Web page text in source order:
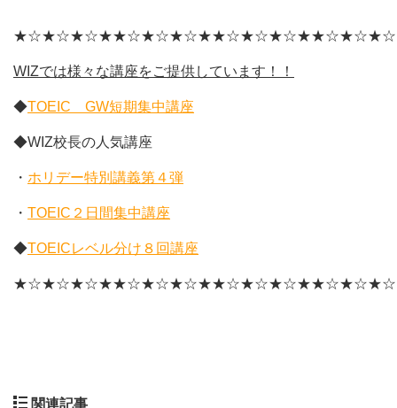
WIZでは様々な講座をご提供しています！！
◆TOEIC GW短期集中講座
◆WIZ校長の人気講座
・ ホリデー特別講義第４弾
・ TOEIC２日間集中講座
◆TOEICレベル分け８回講座
関連記事